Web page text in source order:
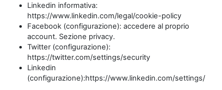
Linkedin informativa:
https://www.linkedin.com/legal/cookie-policy
Facebook (configurazione): accedere al proprio
account. Sezione privacy.
Twitter (configurazione):
https://twitter.com/settings/security
Linkedin
(configurazione):https://www.linkedin.com/settings/